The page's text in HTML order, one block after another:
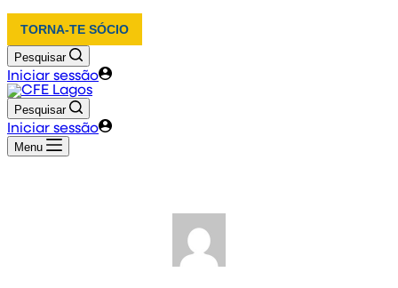
TORNA-TE SÓCIO
Pesquisar
Iniciar sessão
Pesquisar
Iniciar sessão
Menu